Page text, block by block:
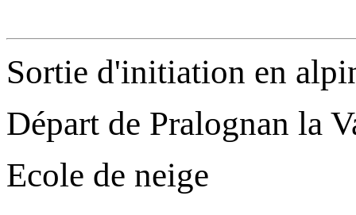
Sortie d'initiation en
Départ de Pralognan la
Ecole de neige